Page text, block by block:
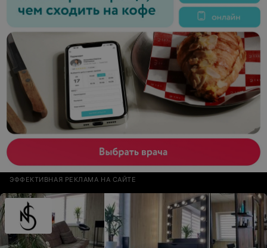
ЭФФЕКТИВНАЯ РЕКЛАМА НА САЙТЕ